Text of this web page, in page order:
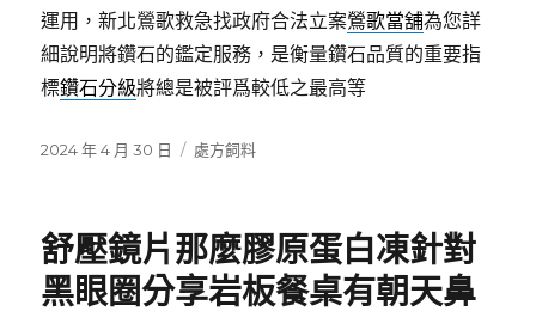
運用，新北鶯歌救急找政府合法立案鶯歌當舖為您詳
細說明將鑽石的鑑定服務，是衡量鑽石品質的重要指
標鑽石分級將總是被評爲較低之最高等
發
2024 年 4 月 30 日
分
處方飼料
舒壓鏡片那麼膠原蛋白凍針對
黑眼圈分享岩板餐桌有朝天鼻